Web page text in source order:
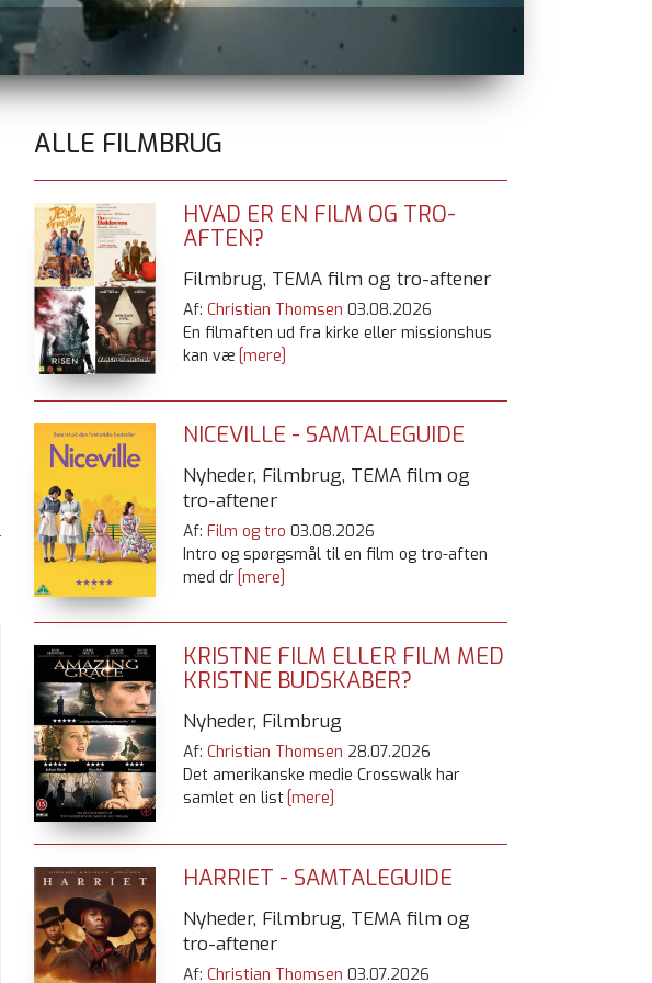
ALLE FILMBRUG
HVAD ER EN FILM OG TRO-
AFTEN?
Filmbrug, TEMA film og tro-aftener
Af: Christian Thomsen 03.08.2026
En filmaften ud fra kirke eller missionshus
kan væ [mere]
NICEVILLE - SAMTALEGUIDE
Nyheder, Filmbrug, TEMA film og
tro-aftener
Af: Film og tro 03.08.2026
Intro og spørgsmål til en film og tro-aften
med dr[mere]
KRISTNE FILM ELLER FILM MED
KRISTNE BUDSKABER?
Nyheder, Filmbrug
Af: Christian Thomsen 28.07.2026
Det amerikanske medie Crosswalk har
samlet en list[mere]
HARRIET - SAMTALEGUIDE
Nyheder, Filmbrug, TEMA film og
tro-aftener
Af: Christian Thomsen 03.07.2026